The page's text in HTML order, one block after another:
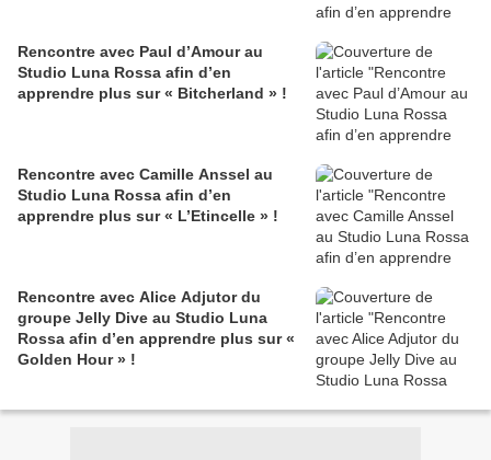
Rencontre avec Paul d’Amour au
Studio Luna Rossa afin d’en
apprendre plus sur « Bitcherland » !
Rencontre avec Camille Anssel au
Studio Luna Rossa afin d’en
apprendre plus sur « L’Etincelle » !
Rencontre avec Alice Adjutor du
groupe Jelly Dive au Studio Luna
Rossa afin d’en apprendre plus sur «
Golden Hour » !